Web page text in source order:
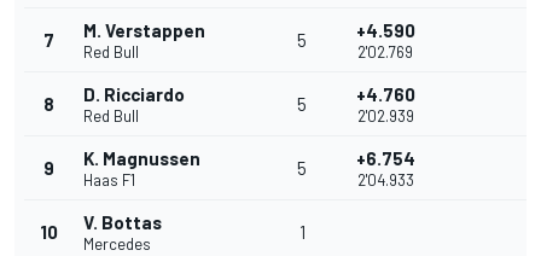
7 M. Verstappen
Red Bull
5 +4.590
2'02.769
8 D. Ricciardo
Red Bull
5 +4.760
2'02.939
9 K. Magnussen
Haas F1
5 +6.754
2'04.933
10 V. Bottas
Mercedes
1